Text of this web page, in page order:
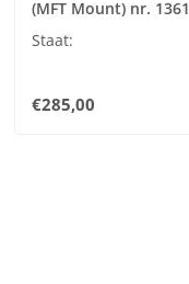
(MFT Mount) nr. 1361
Staat:
€285,00